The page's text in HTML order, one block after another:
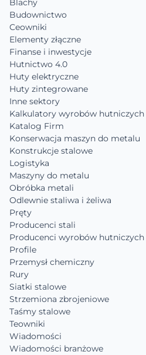
Blachy
Budownictwo
Ceowniki
Elementy złączne
Finanse i inwestycje
Hutnictwo 4.0
Huty elektryczne
Huty zintegrowane
Inne sektory
Kalkulatory wyrobów hutniczych
Katalog Firm
Konserwacja maszyn do metalu
Konstrukcje stalowe
Logistyka
Maszyny do metalu
Obróbka metali
Odlewnie staliwa i żeliwa
Pręty
Producenci stali
Producenci wyrobów hutniczych
Profile
Przemysł chemiczny
Rury
Siatki stalowe
Strzemiona zbrojeniowe
Taśmy stalowe
Teowniki
Wiadomości
Wiadomości branżowe